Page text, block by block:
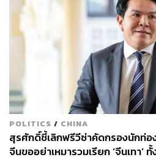
POLITICS / CHINA
สุรศักดิ์ชี้เลิกฟรีวีซ่าคัดกรองนักท่อ
จีนขออย่าเหมารวมเรียก ‘จีนเทา’